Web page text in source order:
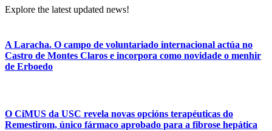
Explore the latest updated news!
A Laracha. O campo de voluntariado internacional actúa no
Castro de Montes Claros e incorpora como novidade o menhir
de Erboedo
O CiMUS da USC revela novas opcións terapéuticas do
Remestirom, único fármaco aprobado para a fibrose hepática